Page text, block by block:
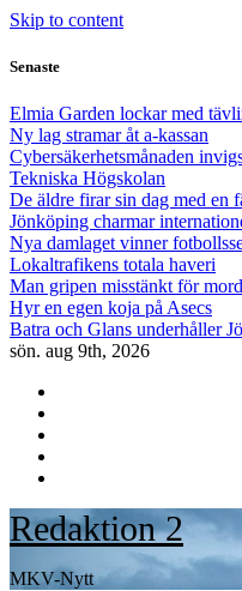
Skip to content
Senaste
Elmia Garden lockar med
Ny lag stramar åt a-kassan
Cybersäkerhetsmånaden
Tekniska Högskolan
De äldre firar sin dag med en
Jönköping charmar
Nya damlaget vinner
Lokaltrafikens totala haveri
Man gripen misstänkt för
Hyr en egen koja på Asecs
Batra och Glans underhåller
sön. aug 9th, 2026
Redaktion 2
MKV-Nytt